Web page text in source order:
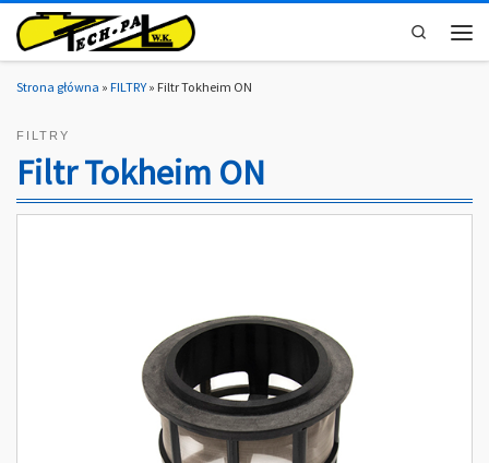
Skip to content
Search
Strona główna » FILTRY » Filtr Tokheim ON
FILTRY
Filtr Tokheim ON